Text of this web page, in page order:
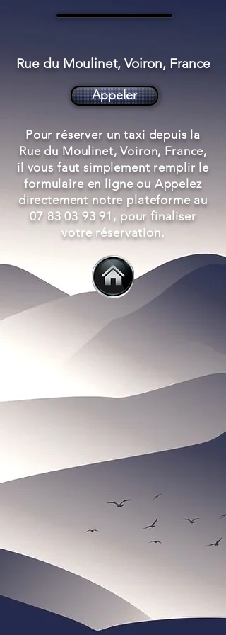
Rue du Moulinet, Voiron, France
Appeler
Pour réserver un taxi depuis la
Rue du Moulinet, Voiron, France,
il vous faut simplement remplir le
formulaire en ligne ou Appelez
directement notre plateforme au
07 83 03 93 91 , pour finaliser
votre réservation.